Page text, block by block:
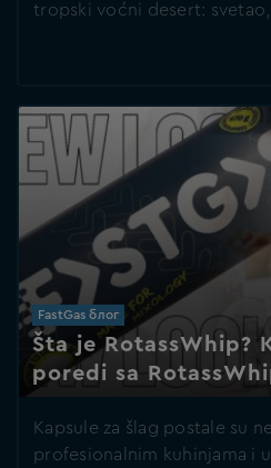
tropski voćni desert:
FastGas блог
Šta je RotassWhip?
poredi sa
Kapsule za šlag postale su
profesionalnim kuhinjama i